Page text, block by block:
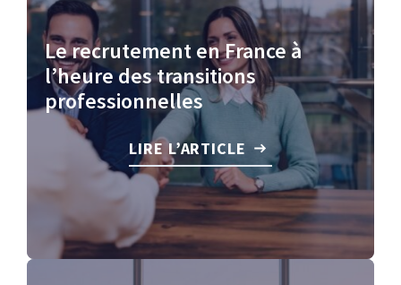
Le recrutement en France à
l’heure des transitions
professionnelles
LIRE L’ARTICLE